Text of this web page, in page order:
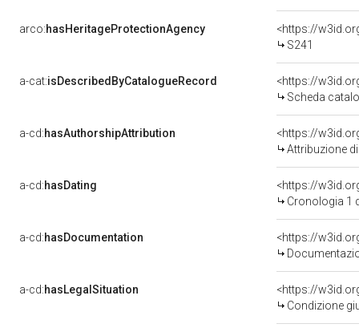
arco:hasHeritageProtectionAgency
<https://
S241
a-cat:isDescribedByCatalogueRecord
<https://
Scheda
a-cd:hasAuthorshipAttribution
Attribuzione
a-cd:hasDating
<https://
Cronologia 1
a-cd:hasDocumentation
a-cd:hasLegalSituation
Condizione